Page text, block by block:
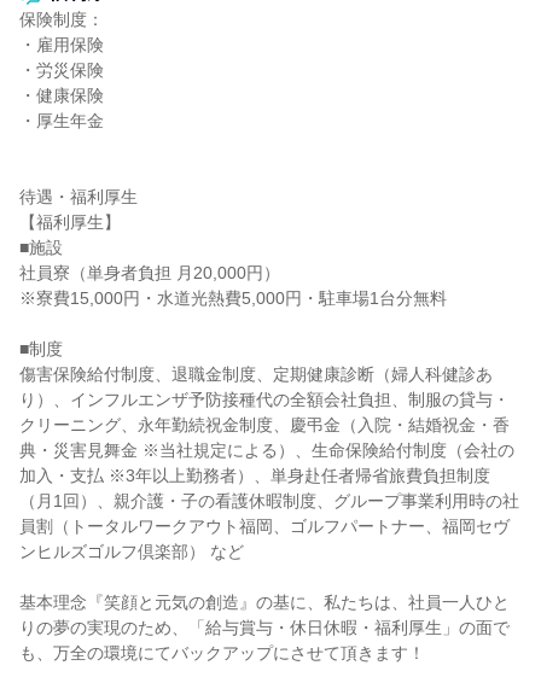
保険制度：
・雇用保険
・労災保険
・健康保険
・厚生年金
待遇・福利厚生
【福利厚生】
■施設
社員寮（単身者負担 月20,000円）
※寮費15,000円・水道光熱費5,000円・駐車場1台分無料
■制度
傷害保険給付制度、退職金制度、定期健康診断（婦人科健診あ
り）、インフルエンザ予防接種代の全額会社負担、制服の貸与・
クリーニング、永年勤続祝金制度、慶弔金（入院・結婚祝金・香
典・災害見舞金 ※当社規定による）、生命保険給付制度（会社の
加入・支払 ※3年以上勤務者）、単身赴任者帰省旅費負担制度
（月1回）、親介護・子の看護休暇制度、グループ事業利用時の社
員割（トータルワークアウト福岡、ゴルフパートナー、福岡セヴ
ンヒルズゴルフ倶楽部） など
基本理念『笑顔と元気の創造』の基に、私たちは、社員一人ひと
りの夢の実現のため、「給与賞与・休日休暇・福利厚生」の面で
も、万全の環境にてバックアップにさせて頂きます！